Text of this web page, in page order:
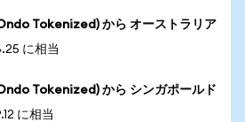
Tokenized) から オーストラリア
に相当
Tokenized) から シンガポールド
に相当